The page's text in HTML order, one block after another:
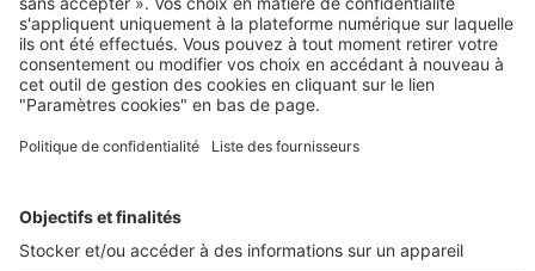
Grenoble Rennes Toulouse
Montpellier Nantes Bordeaux
Strasbourg